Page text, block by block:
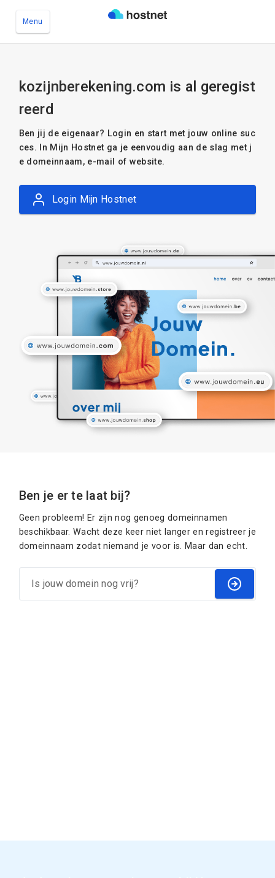
Menu
kozijnberekening.com is al geregist
reerd
Ben jij de eigenaar? Login en start met jouw online suc
ces. In Mijn Hostnet ga je eenvoudig aan de slag met j
e domeinnaam, e-mail of website.
Login Mijn Hostnet
Ben je er te laat bij?
Geen probleem! Er zijn nog genoeg domeinnamen
beschikbaar. Wacht deze keer niet langer en registreer je
domeinnaam zodat niemand je voor is. Maar dan echt.